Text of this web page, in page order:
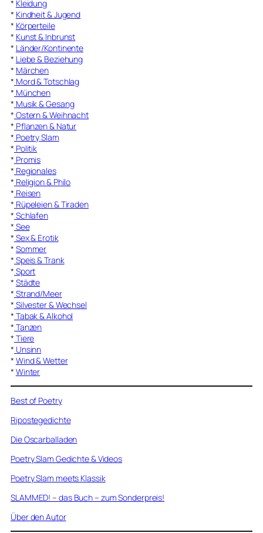
* Kleidung
* Kindheit & Jugend
* Körperteile
* Kunst & Inbrunst
* Länder/Kontinente
* Liebe & Beziehung
* Märchen
* Mord & Totschlag
* München
* Musik & Gesang
* Ostern & Weihnacht
* Pflanzen & Natur
* Poetry Slam
* Politik
* Promis
* Regionales
* Religion & Philo
* Reisen
* Rüpeleien & Tiraden
* Schlafen
* See
* Sex & Erotik
* Sommer
* Speis & Trank
* Sport
* Städte
* Strand/Meer
* Silvester & Wechsel
* Tabak & Alkohol
* Tanzen
* Tiere
* Unsinn
* Wind & Wetter
* Winter
Best of Poetry
Ripostegedichte
Die Oscarballaden
Poetry Slam Gedichte & Videos
Poetry Slam meets Klassik
SLAMMED! – das Buch – zum Sonderpreis!
Über den Autor